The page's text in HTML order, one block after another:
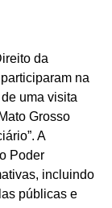
da
na
uma visita
Grosso
A
Poder
incluindo
públicas e